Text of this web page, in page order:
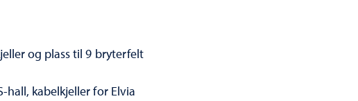
og plass til 9 bryterfelt
hall, kabelkjeller for Elvia